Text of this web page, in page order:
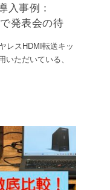
入事例：
発表会の待
レスHDMI転送キッ
いただいている、